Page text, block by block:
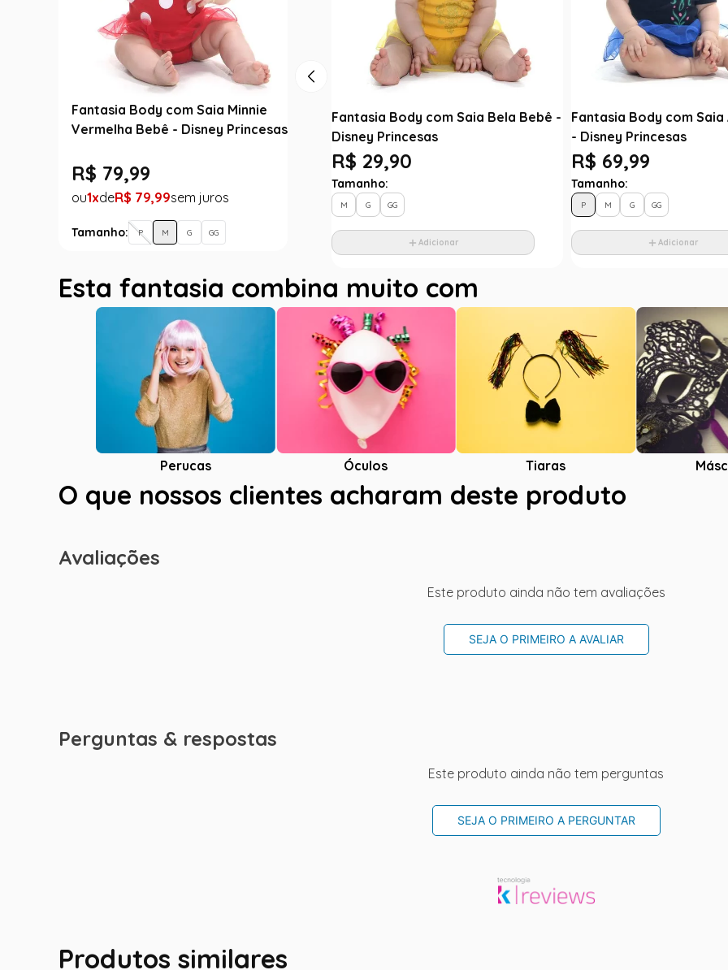
Fantasia Body com Saia Minnie
Vermelha Bebê - Disney Princesas
R$ 79,99
1 R$ 79,99
Tamanho: P M G GG
Fantasia Body com Saia Bela Bebê -
Disney Princesas
R$ 29,90
Tamanho:
M G GG
Adicionar
Fantasia Body com Saia
- Disney Princesas
R$ 69,99
Tamanho:
P M G GG
Adicionar
Esta fantasia combina muito com
Perucas Óculos Tiaras
O que nossos clientes acharam deste produto
Avaliações
Este produto ainda não tem avaliações
SEJA O PRIMEIRO A AVALIAR
Perguntas & respostas
Este produto ainda não tem perguntas
SEJA O PRIMEIRO A PERGUNTAR
Produtos similares